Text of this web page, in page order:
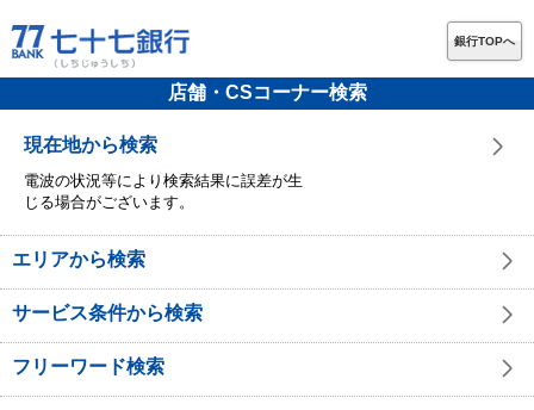
銀行TOPへ
店舗・CSコーナー検索
現在地から検索
電波の状況等により検索結果に誤差が生
じる場合がございます。
エリアから検索
サービス条件から検索
フリーワード検索